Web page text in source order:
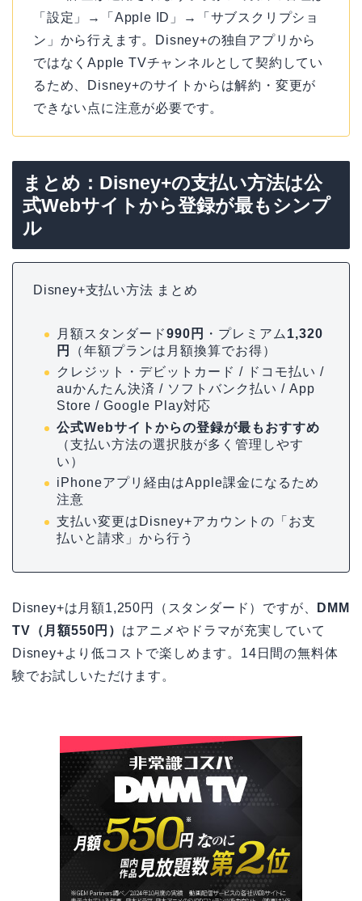
「設定」→「Apple ID」→「サブスクリプショ
ン」から行えます。Disney+の独自アプリから
ではなくApple TVチャンネルとして契約してい
るため、Disney+のサイトからは解約・変更が
できない点に注意が必要です。
まとめ：Disney+の支払い方法は公
式Webサイトから登録が最もシンプ
ル
Disney+支払い方法 まとめ
月額スタンダード990円 ・プレミアム 1,320
円
（年額プランは月額換算でお得）
クレジット・デビットカード / ドコモ払い /
auかんたん決済 / ソフトバンク払い / App
Store / Google Play対応
公式Webサイトからの登録が最もおすすめ
（支払い方法の選択肢が多く管理しやす
い）
iPhoneアプリ経由はApple課金になるため
注意
支払い変更はDisney+アカウントの「お支
払いと請求」から行う
Disney+は月額1,250円（スタンダード）ですが、
DMM
TV（月額550円） はアニメやドラマが充実していて
Disney+より低コストで楽しめます。14日間の無料体
験でお試しいただけます。